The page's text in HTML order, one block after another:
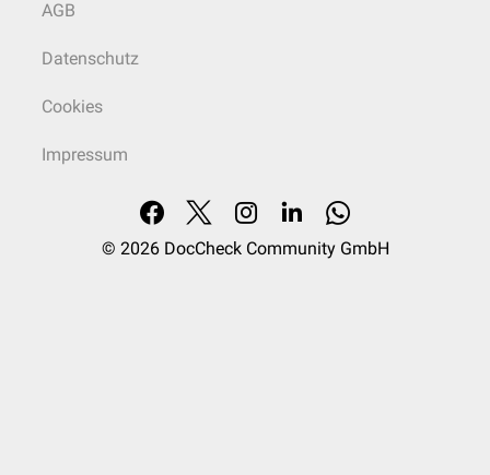
AGB
Datenschutz
Cookies
Impressum
© 2026 DocCheck Community GmbH